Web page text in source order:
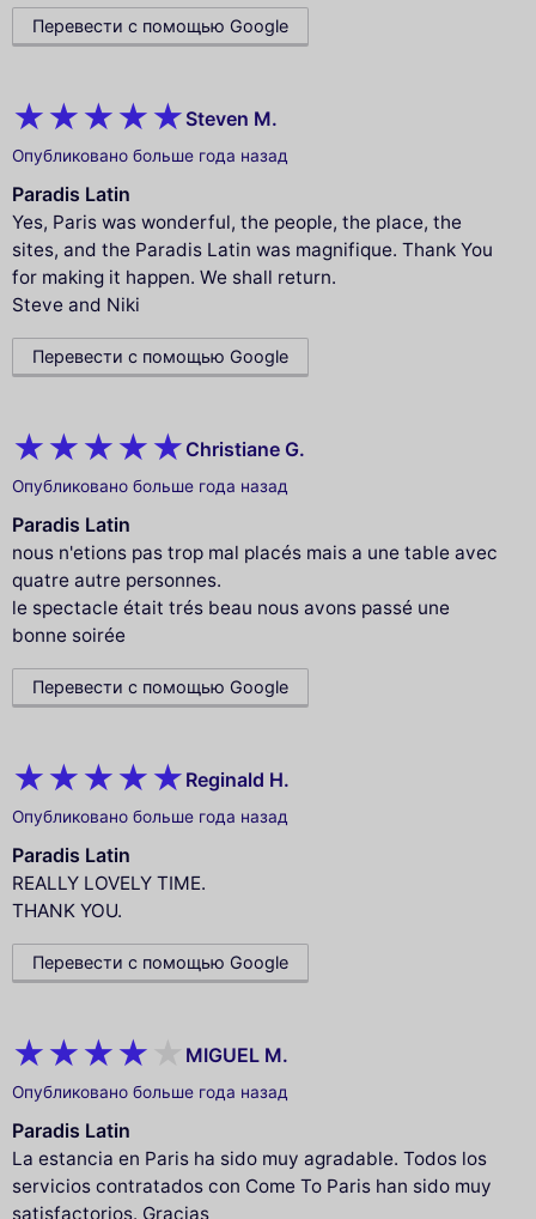
Перевести с помощью Google
Steven M.
Опубликовано больше года назад
Paradis Latin
Yes, Paris was wonderful, the people, the place, the
sites, and the Paradis Latin was magnifique. Thank You
for making it happen. We shall return.
Steve and Niki
Перевести с помощью Google
Christiane G.
Опубликовано больше года назад
Paradis Latin
nous n'etions pas trop mal placés mais a une table avec
quatre autre personnes.
le spectacle était trés beau nous avons passé une
bonne soirée
Перевести с помощью Google
Reginald H.
Опубликовано больше года назад
Paradis Latin
REALLY LOVELY TIME.
THANK YOU.
Перевести с помощью Google
MIGUEL M.
Опубликовано больше года назад
Paradis Latin
La estancia en Paris ha sido muy agradable. Todos los
servicios contratados con Come To Paris han sido muy
satisfactorios. Gracias